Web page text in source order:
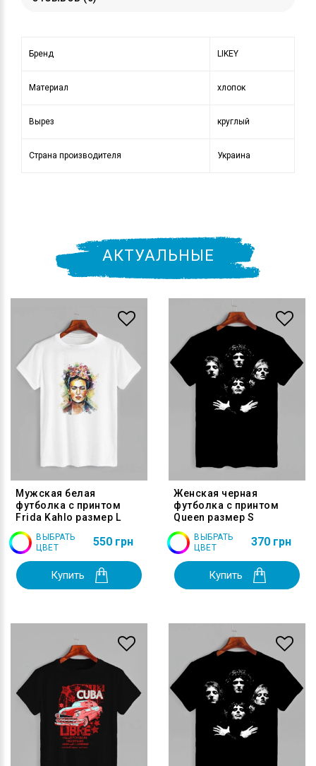
Бренд LIKEY
Материал хлопок
Вырез круглый
Страна производителя Украина
АКТУАЛЬНЫЕ
Мужская белая
футболка с принтом
Frida Kahlo размер L
ВЫБРАТЬ
ЦВЕТ
550 грн
Купить
Женская черная
футболка с принтом
Queen размер S
ВЫБРАТЬ
ЦВЕТ
370 грн
Купить